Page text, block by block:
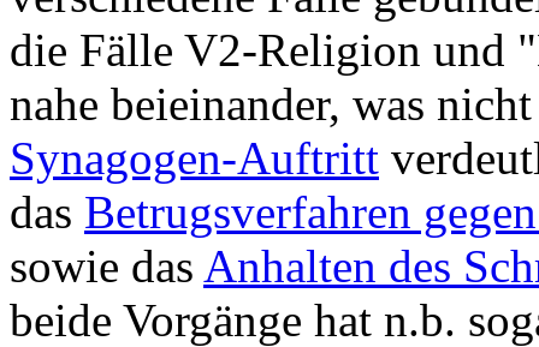
die Fälle V2-Religion und
nahe beieinander, was
Synagogen-Auftritt
das Betrugsverfahren
sowie das Anhalten des
beide Vorgänge hat n.b.